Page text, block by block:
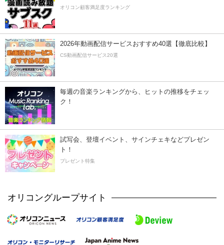
オリコン顧客満足度ランキング
2026年動画配信サービスおすすめ40選【徹底比較】
CS動画配信サービス20選
毎週の音楽ランキングから、ヒットの推移をチェッ
ク！
試写会、登壇イベント、サインチェキなどプレゼン
ト！
プレゼント特集
オリコングループサイト